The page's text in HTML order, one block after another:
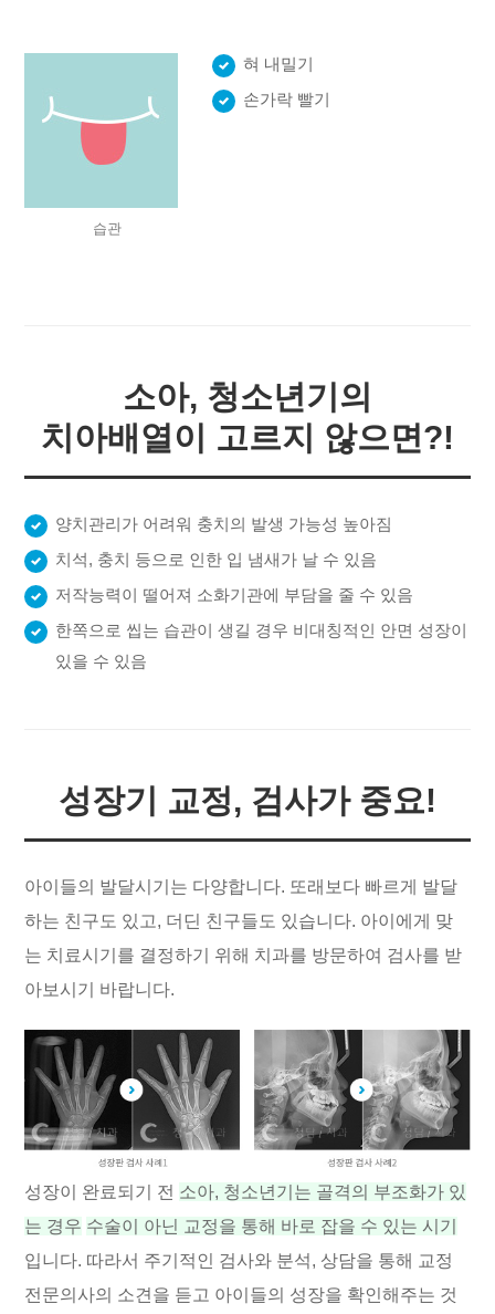
습관
혀 내밀기
손가락 빨기
소아, 청소년기의
치아배열이 고르지 않으면?!
양치관리가 어려워 충치의 발생 가능성 높아짐
치석, 충치 등으로 인한 입 냄새가 날 수 있음
저작능력이 떨어져 소화기관에 부담을 줄 수 있음
한쪽으로 씹는 습관이 생길 경우 비대칭적인 안면 성장이
있을 수 있음
성장기 교정, 검사가 중요!
아이들의 발달시기는 다양합니다. 또래보다 빠르게 발달
하는 친구도 있고, 더딘 친구들도 있습니다. 아이에게 맞
는 치료시기를 결정하기 위해 치과를 방문하여 검사를 받
아보시기 바랍니다.
성장이 완료되기 전 소아, 청소년기는 골격의 부조화가 있
는 경우 수술이 아닌 교정을 통해 바로 잡을 수 있는 시기
입니다. 따라서 주기적인 검사와 분석, 상담을 통해 교정
전문의사의 소견을 듣고 아이들의 성장을 확인해주는 것